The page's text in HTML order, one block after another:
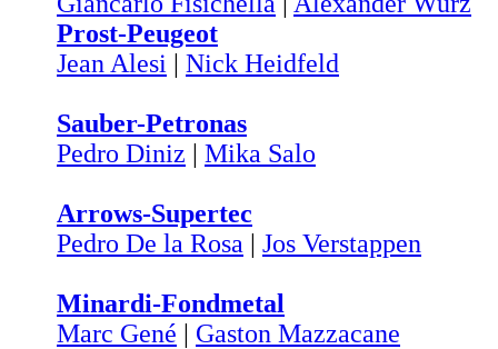
Prost-Peugeot
Jean Alesi | Nick Heidfeld
Sauber-Petronas
Pedro Diniz | Mika Salo
Arrows-Supertec
Pedro De la Rosa | Jos Verstappen
Minardi-Fondmetal
Marc Gené | Gaston Mazzacane